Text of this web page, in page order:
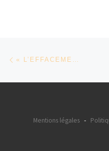
Parcourir les
« L’EFFACEMENT » DE KARIM MOUSSAOUI
Mentions légales-